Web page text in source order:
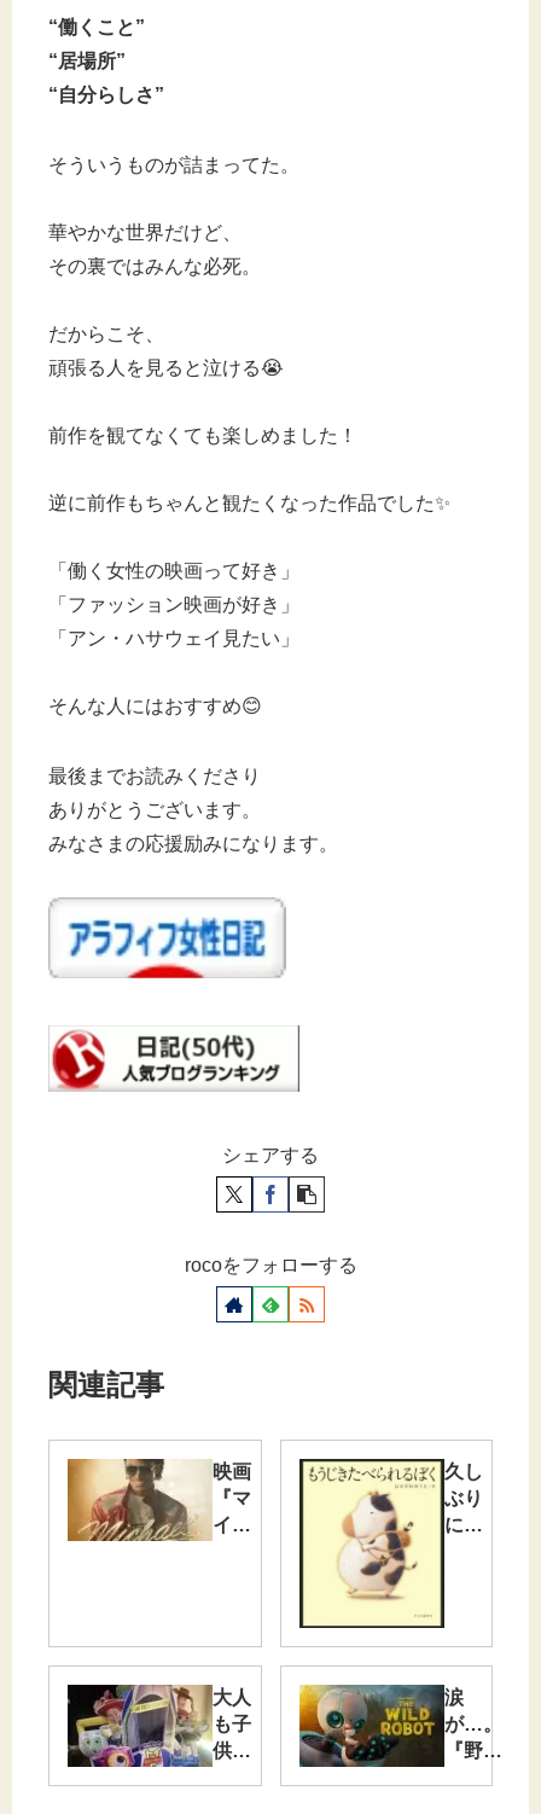
“働くこと”
“居場所”
“自分らしさ”
そういうものが詰まってた。
華やかな世界だけど、
その裏ではみんな必死。
だからこそ、
頑張る人を見ると泣ける😭
前作を観てなくても楽しめました！
逆に前作もちゃんと観たくなった作品でした✨
「働く女性の映画って好き」
「ファッション映画が好き」
「アン・ハサウェイ見たい」
そんな人にはおすすめ😊
最後までお読みくださり
ありがとうございます。
みなさまの応援励みになります。
シェアする
rocoをフォローする
関連記事
映画
『マ
イケ
グ・
オ
ブ・
ポッ
プの
久し
ぶり
に、
大人
も子
供も
涙
が…。
『野生